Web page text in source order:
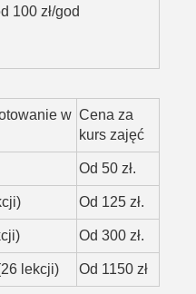
100 zł/god
w Cena za
kurs zajęć
Od 50 zł.
Od 125 zł.
Od 300 zł.
lekcji) Od 1150 zł